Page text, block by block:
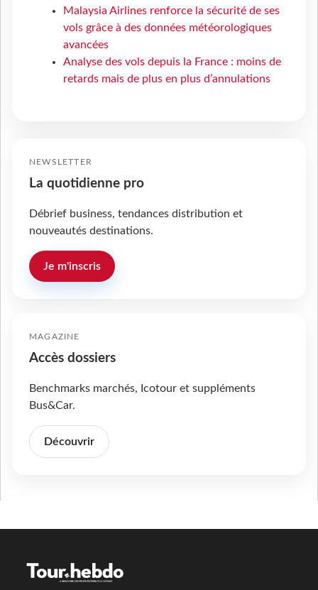
Malaysia Airlines renforce la sécurité de ses
vols grâce à des données météorologiques
avancées
Analyse des vols depuis la France : moins de
retards mais de plus en plus d’annulations
NEWSLETTER
La quotidienne pro
Débrief business, tendances distribution et
nouveautés destinations.
Je m'inscris
MAGAZINE
Accès dossiers
Benchmarks marchés, Icotour et suppléments
Bus&Car.
Découvrir